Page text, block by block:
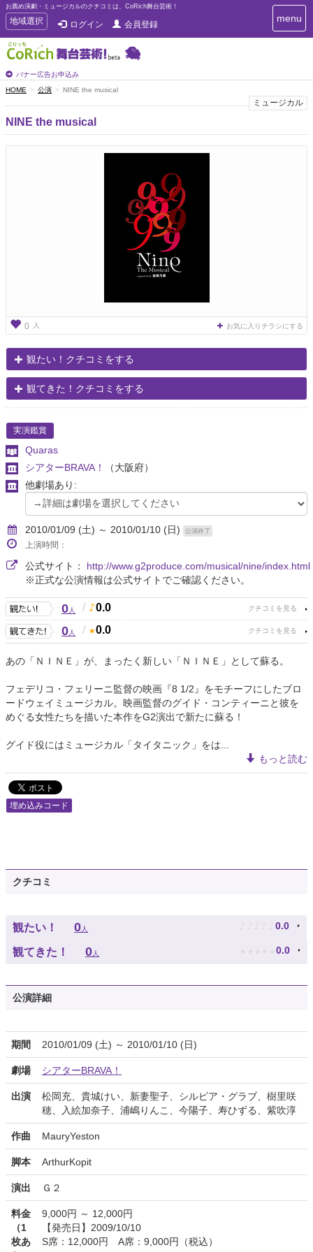
お薦め演劇・ミュージカルのクチコミは、CoRich舞台芸術！
T
o
g
g
e
n
a
v
i
地域選択 ログイン 会員登録
バナー広告お申込み
T
o
n
i
menu
HOME 公演 NINE the musical
ミュージカル
NINE the musical
0 人 お気に入りチラシにする
観たい！クチコミをする
観てきた！クチコミをする
実演鑑賞
Quaras
シアターBRAVA！
（大阪府）
他劇場あり:
2010/01/09 (土) ～ 2010/01/10 (日) 公演終了
上演時間：
公式サイト： http://www.g2produce.com/musical/nine/index.html
※正式な公演情報は公式サイトでご確認ください。
0人 / 0.0
0人 / 0.0
あの「ＮＩＮＥ」が、まったく新しい「ＮＩＮＥ」として蘇る。
フェデリコ・フェリーニ監督の映画『8 1/2』をモチーフにしたブロ
ードウェイミュージカル。映画監督のグイド・コンティーニと彼を
めぐる女性たちを描いた本作をG2演出で新たに蘇る！
グイド役にはミュージカル「タイタニック」をは...
もっと読む
埋め込みコード
クチコミ
観たい！ 0人 ♪ ♪ ♪ ♪ ♪ 0.0
観てきた！ 0人 ★ ★ ★ ★ ★ 0.0
公演詳細
期間 2010/01/09 (土) ～ 2010/01/10 (日)
劇場 シアターBRAVA！
出演
松岡充、貴城けい、新妻聖子、シルビア・グラブ、樹里咲
穂、入絵加奈子、浦嶋りんこ、今陽子、寿ひずる、紫吹淳
作曲 MauryYeston
脚本 ArthurKopit
演出 Ｇ２
料金
（1
枚あ
9,000円 ～ 12,000円
【発売日】2009/10/10
S席：12,000円 A席：9,000円（税込）